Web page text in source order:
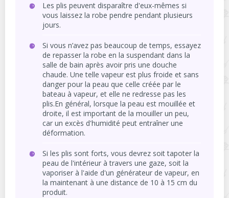
Les plis peuvent disparaître d'eux-mêmes si
vous laissez la robe pendre pendant plusieurs
jours.
Si vous n’avez pas beaucoup de temps, essayez
de repasser la robe en la suspendant dans la
salle de bain après avoir pris une douche
chaude. Une telle vapeur est plus froide et sans
danger pour la peau que celle créée par le
bateau à vapeur, et elle ne redresse pas les
plis.En général, lorsque la peau est mouillée et
droite, il est important de la mouiller un peu,
car un excès d'humidité peut entraîner une
déformation.
Si les plis sont forts, vous devrez soit tapoter la
peau de l'intérieur à travers une gaze, soit la
vaporiser à l'aide d'un générateur de vapeur, en
la maintenant à une distance de 10 à 15 cm du
produit.